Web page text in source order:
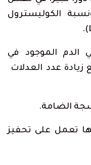
الكوليسترول
الدم الموجود في
عدد العدلات
الضامة.
تعمل على تحفيز